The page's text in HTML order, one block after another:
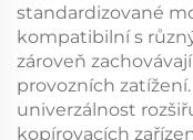
standardizované
kompatibilní s
zároveň
provozních
univerzálnost
kopírovacích